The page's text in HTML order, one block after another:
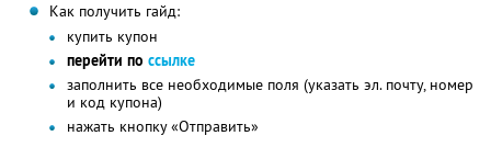
Как получить гайд:
купить купон
перейти по ссылке
заполнить все необходимые поля (указать эл. почту, номер
и код купона)
нажать кнопку «Отправить»